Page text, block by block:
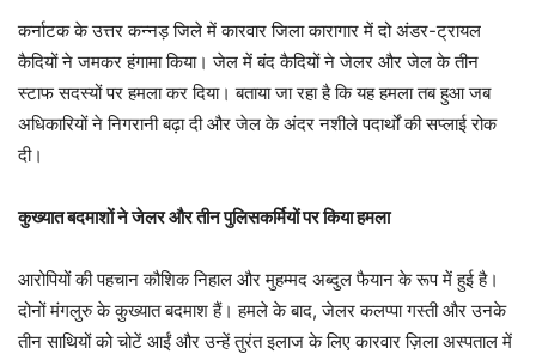
कर्नाटक के उत्तर कन्नड़ जिले में कारवार जिला कारागार में दो अंडर-ट्रायल
कैदियों ने जमकर हंगामा किया। जेल में बंद कैदियों ने जेलर और जेल के तीन
स्टाफ सदस्यों पर हमला कर दिया। बताया जा रहा है कि यह हमला तब हुआ जब
अधिकारियों ने निगरानी बढ़ा दी और जेल के अंदर नशीले पदार्थों की सप्लाई रोक
दी।
कुख्यात बदमाशों ने जेलर और तीन पुलिसकर्मियों पर किया हमला
आरोपियों की पहचान कौशिक निहाल और मुहम्मद अब्दुल फैयान के रूप में हुई है।
दोनों मंगलुरु के कुख्यात बदमाश हैं। हमले के बाद, जेलर कलप्पा गस्ती और उनके
तीन साथियों को चोटें आईं और उन्हें तुरंत इलाज के लिए कारवार ज़िला अस्पताल में